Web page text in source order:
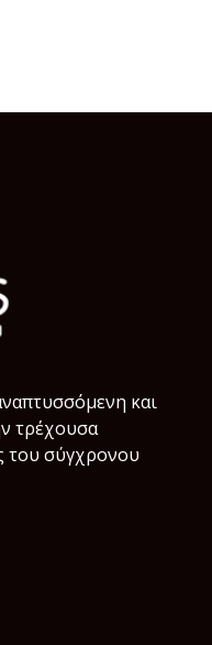
και
τρέχουσα
του σύγχρονου